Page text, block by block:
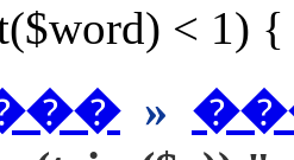
< 1) {
»